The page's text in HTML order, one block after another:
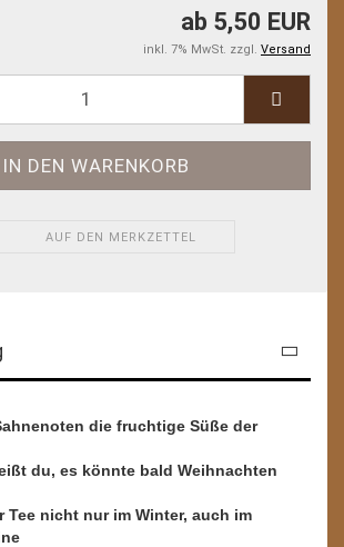
ab 5,50 EUR
inkl. 7% MwSt. zzgl. Versand
AUF DEN MERKZETTEL
die fruchtige Süße der
du, es könnte bald Weihnachten
Tee nicht nur im Winter, auch im